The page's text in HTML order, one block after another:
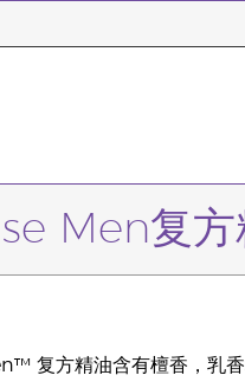
Men复方
复方精油含有檀香，乳